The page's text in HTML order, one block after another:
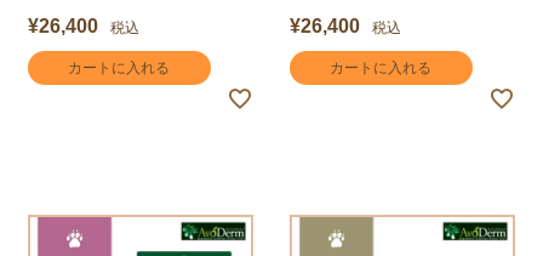
¥26,400 税込
カートに入れる
¥26,400 税込
カートに入れる